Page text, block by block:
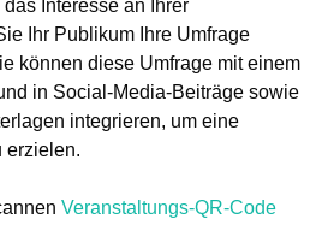
Interesse an Ihrer
Ihr Publikum Ihre Umfrage
können diese Umfrage mit einem
in Social-Media-Beiträge sowie
integrieren, um eine
erzielen.
Veranstaltungs-QR-Code